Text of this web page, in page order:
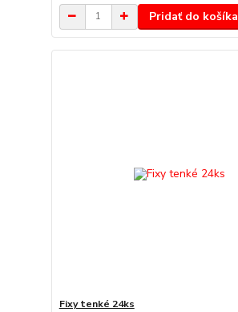
Pridať do košíka
Fixy tenké 24ks